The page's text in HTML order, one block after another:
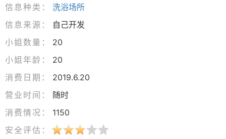
信息种类：
洗浴场所
信息来源：
自己开发
小姐数量：
20
小姐年龄：
20
消费日期：
2019.6.20
营业时间：
随时
消费情况：
1150
安全评估：